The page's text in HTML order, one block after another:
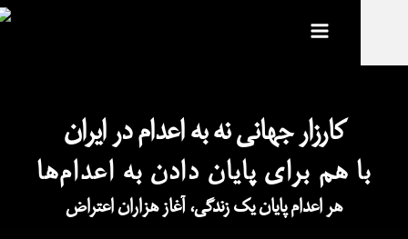
Menu
کارزار جهانی نه به اعدام در ایران
هم برای پایان دادن به اعدا م‌ها
هر اعدام پایان یک زندگی، آغاز هزاران اعتراض